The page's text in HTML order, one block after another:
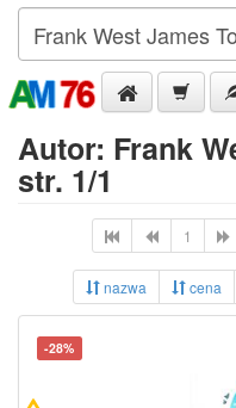
Autor: Frank
str. 1/1
1
nazwa cena
-28%